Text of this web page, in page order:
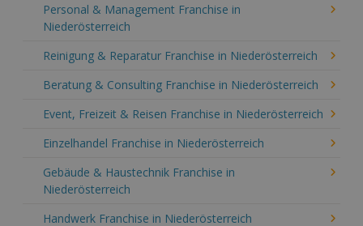
Personal & Management Franchise in
Niederösterreich
Reinigung & Reparatur Franchise in Niederösterreich
Beratung & Consulting Franchise in Niederösterreich
Event, Freizeit & Reisen Franchise in Niederösterreich
Einzelhandel Franchise in Niederösterreich
Gebäude & Haustechnik Franchise in
Niederösterreich
Handwerk Franchise in Niederösterreich